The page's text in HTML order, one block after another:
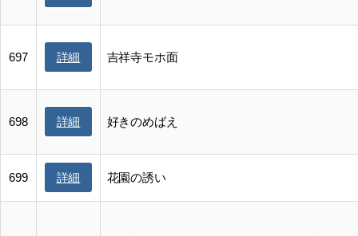
697 詳細 吉祥寺モホ面
698 詳細 好きのめばえ
699 詳細 花園の誘い